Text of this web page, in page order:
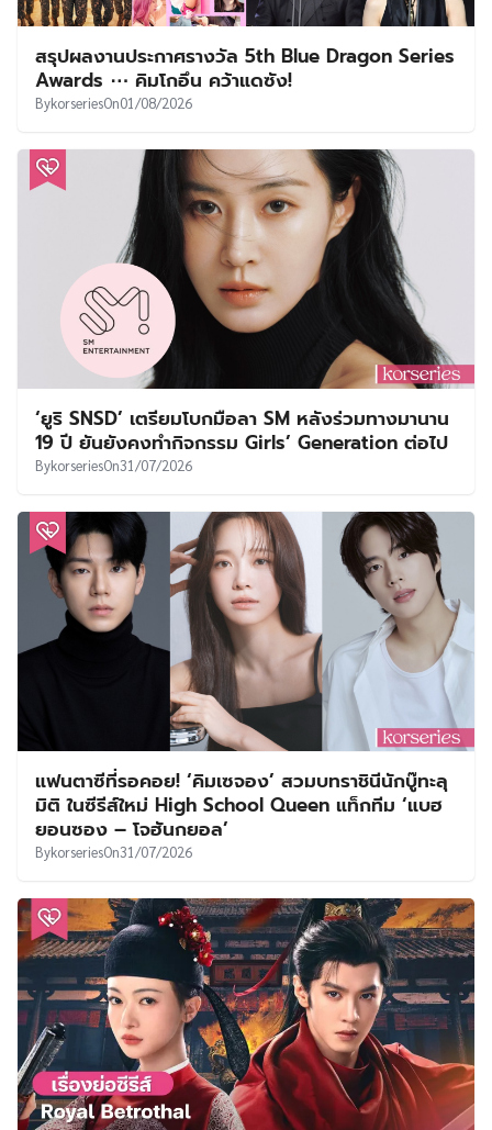
สรุปผลงานประกาศรางวัล 5th Blue Dragon Series
Awards ⋯ คิมโกอึน คว้าแดซัง!
BykorseriesOn01/08/2026
‘ยูริ SNSD’ เตรียมโบกมือลา SM หลังร่วมทางมานาน
19 ปี ยันยังคงทำกิจกรรม Girls’ Generation ต่อไป
BykorseriesOn31/07/2026
แฟนตาซีที่รอคอย! ‘คิมเซจอง’ สวมบทราชินีนักบู๊ทะลุ
มิติ ในซีรีส์ใหม่ High School Queen แท็กทีม ‘แบฮ
ยอนซอง – โจฮันกยอล’
BykorseriesOn31/07/2026